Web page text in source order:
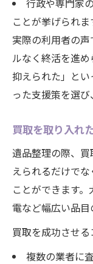
行政や専門家
ことが挙げられま
実際の利用者の
ルなく終活を進
抑えられた」と
った支援策を選び
買取を取り入れ
遺品整理の際、
えられるだけで
ことができます
電など幅広い品目
買取を成功させる
複数の業者に